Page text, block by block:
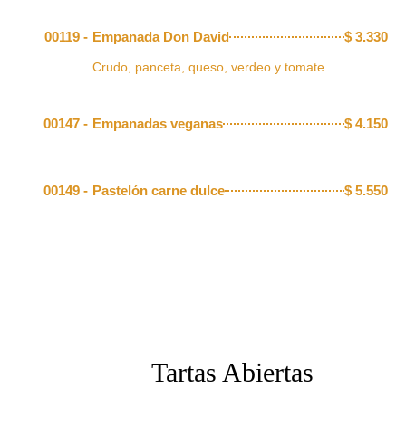
00119 - Empanada Don David $3.330
Crudo, panceta, queso, verdeo y tomate
00147 - Empanadas veganas $4.150
00149 - Pastelón carne dulce $5.550
Tartas Abiertas